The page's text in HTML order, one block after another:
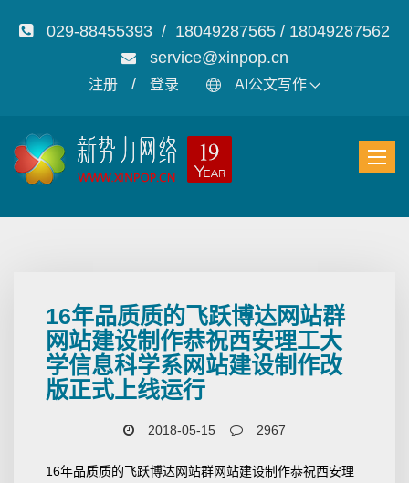
029-88455393 / 18049287565 / 18049287562
service@xinpop.cn
注册 / 登录 AI公文写作
16年品质质的飞跃博达网站群
网站建设制作恭祝西安理工大
学信息科学系网站建设制作改
版正式上线运行
2018-05-15 2967
16年品质质的飞跃博达网站群网站建设制作恭祝西安理